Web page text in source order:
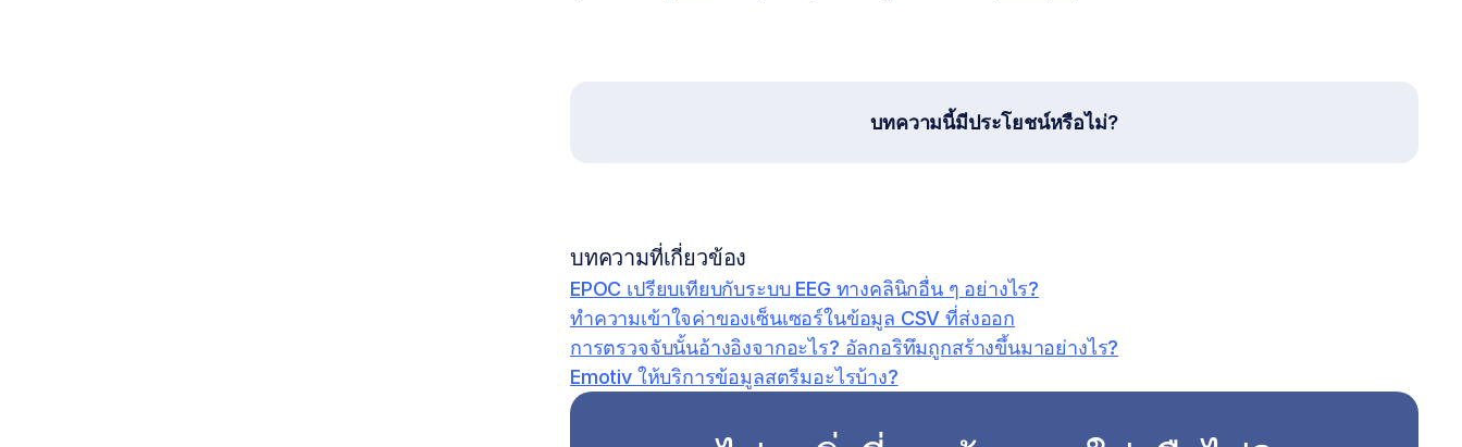
บทความนี้มีประโยชน์หรือไม่?
บทความที่เกี่ยวข้อง
EPOC เปรียบเทียบกับระบบ EEG ทางคลินิกอื่น ๆ อย่างไร?
ทำความเข้าใจค่าของเซ็นเซอร์ในข้อมูล CSV ที่ส่งออก
การตรวจจับนั้นอ้างอิงจากอะไร? อัลกอริทึมถูกสร้างขึ้นมาอย่างไร?
Emotiv ให้บริการข้อมูลสตรีมอะไรบ้าง?